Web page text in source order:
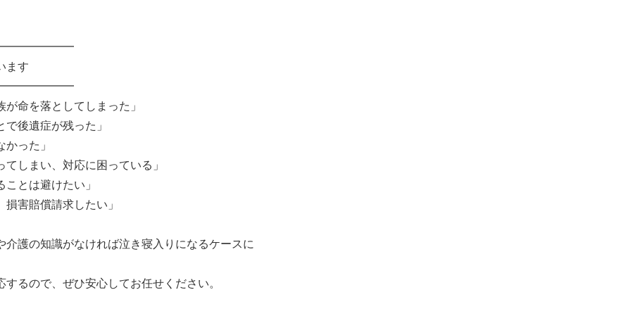
ます
が命を落としてしまった」
で後遺症が残った」
った」
てしまい、対応に困っている」
ことは避けたい」
損害賠償請求したい」
介護の知識がなければ泣き寝入りになるケースに
るので、ぜひ安心してお任せください。